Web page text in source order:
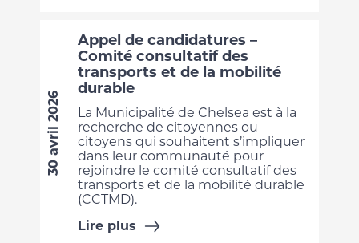
Appel de candidatures –
Comité consultatif des
transports et de la mobilité
durable
La Municipalité de Chelsea est à la
recherche de citoyennes ou
citoyens qui souhaitent s’impliquer
dans leur communauté pour
rejoindre le comité consultatif des
transports et de la mobilité durable
(CCTMD).
Lire plus
30 avril 2026